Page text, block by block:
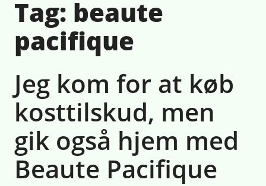
Tag: beaute
pacifique
Jeg kom for at køb
kosttilskud, men
gik også hjem med
Beaute Pacifique